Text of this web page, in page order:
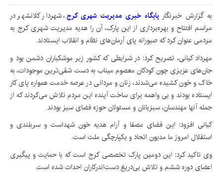
به گزارش خبرنگار پایگاه خبری مدیریت شهری کرج، شهردار کلانشهر در
مراسم افتتاح و بهره‌برداری از این پارک، آن را هدیه مدیریت شهری کرج به
مردمی عنوان کرد که صبورانه پای آرمان‌های نظام و انقلاب ایستادند.
مهرداد کیانی، تصریح کرد: در شرایطی که کشور زیر موشکباران دشمن بود و
جان‌های عزیزی چون کودکان معصوم میناب به دست شقی‌ترین موجودات، به
خاک و خون کشیده می‌شدند، زنان و مردانی در عرصه خدمت همواره پای کار
ایستاده بودند و بی واهمه برای ساخت آینده این مردم تلاش می‌کردند که از
جمله آنها مهندسان، سبزبانان و مسئولان حوزه فضای سبز بودند.
کیانی افزود: این فضای مصفا و آرام هدیه خون شهداست و سربلندی و
استقلال امروز ما مدیون اتحاد و یکپارچگی ملت است.
وی تاکید کرد: این دومین پارک تخصصی کرج است که با حمایت و پیگیری
اعضای دوره ششم و تلاش بی‌دریغ دست‌اندرکاران احداث شده است.